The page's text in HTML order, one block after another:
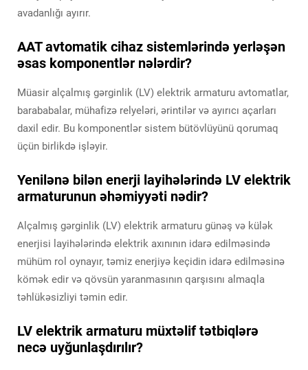
avadanlığı ayırır.
AAT avtomatik cihaz sistemlərində yerləşən
əsas komponentlər nələrdir?
Müasir alçalmış gərginlik (LV) elektrik armaturu avtomatlar,
barababalar, mühafizə relyeləri, ərintilər və ayırıcı açarları
daxil edir. Bu komponentlər sistem bütövlüyünü qorumaq
üçün birlikdə işləyir.
Yenilənə bilən enerji layihələrində LV elektrik
armaturunun əhəmiyyəti nədir?
Alçalmış gərginlik (LV) elektrik armaturu günəş və külək
enerjisi layihələrində elektrik axınının idarə edilməsində
mühüm rol oynayır, təmiz enerjiyə keçidin idarə edilməsinə
kömək edir və qövsün yaranmasının qarşısını almaqla
təhlükəsizliyi təmin edir.
LV elektrik armaturu müxtəlif tətbiqlərə
necə uyğunlaşdırılır?